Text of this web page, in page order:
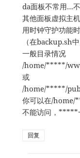
da面板不常用…
其他面板虚拟主
用时钟守护功能
（在backup.sh
一般目录情况
/home/*****/
或
/home/*****/
你可以在/home/
不能访问，*****
回复